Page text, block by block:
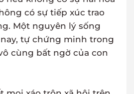
có sự tiếp xúc trao
Một nguyên lý sống
tự chứng minh trong
cùng bất ngờ của con